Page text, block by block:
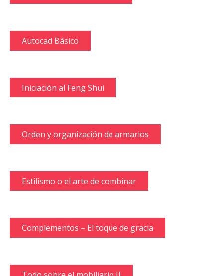
Autocad Básico
Iniciación al Feng Shui
Orden y organización de armarios
Estilismo o el arte de combinar
Complementos – El toque de gracia